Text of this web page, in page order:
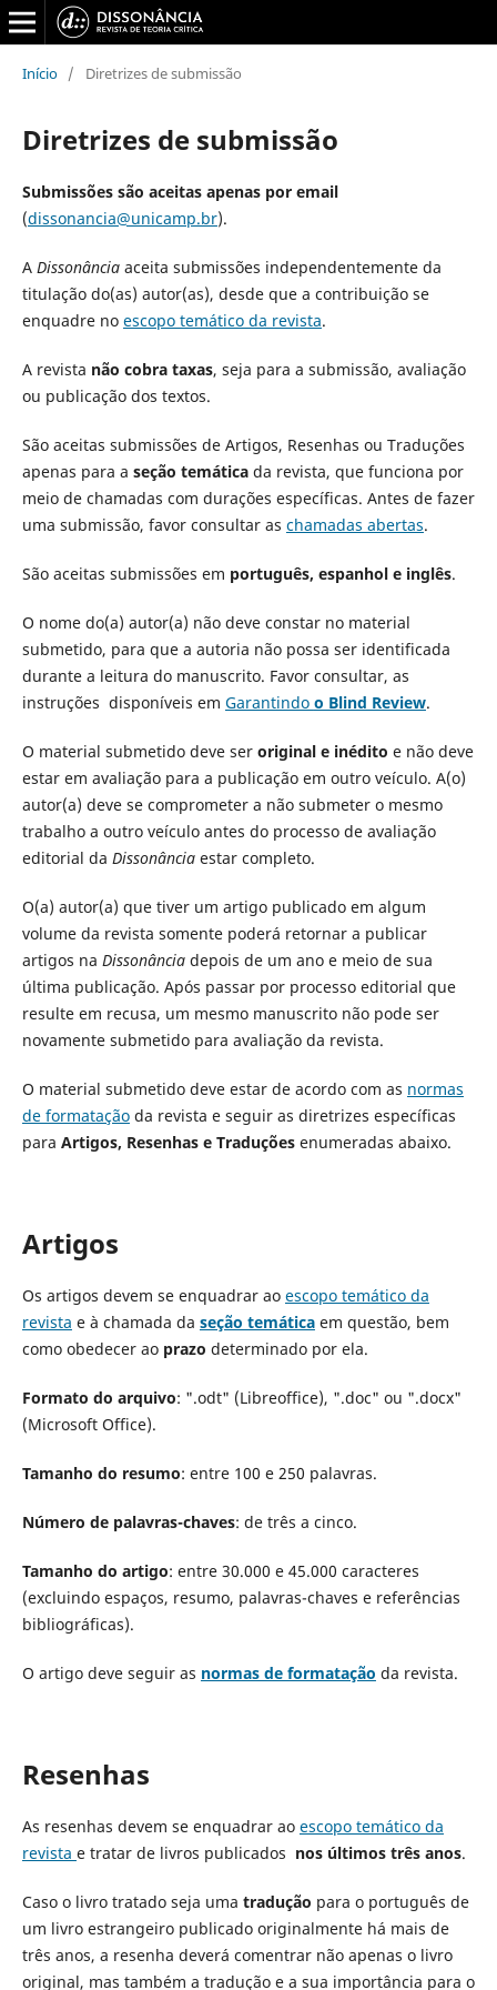
Início / Diretrizes de submissão
Diretrizes de submissão
Submissões são aceitas apenas por email
(dissonancia@unicamp.br).
A Dissonânciaaceita submissões independentemente da
titulação do(as) autor(as), desde que a contribuição se
enquadre no escopo temático da revista.
A revista não cobra taxas, seja para a submissão, avaliação
ou publicação dos textos.
São aceitas submissões de Artigos, Resenhas ou Traduções
apenas para a seção temáticada revista, que funciona por
meio de chamadas com durações específicas. Antes de fazer
uma submissão, favor consultar as chamadas abertas.
São aceitas submissões em português, espanhol e inglês.
O nome do(a) autor(a) não deve constar no material
submetido, para que a autoria não possa ser identificada
durante a leitura do manuscrito. Favor consultar, as
instruções disponíveis em Garantindo o Blind Review.
O material submetido deve ser original e inédito e não deve
estar em avaliação para a publicação em outro veículo. A(o)
autor(a) deve se comprometer a não submeter o mesmo
trabalho a outro veículo antes do processo de avaliação
editorial da Dissonânciaestar completo.
O(a) autor(a) que tiver um artigo publicado em algum
volume da revista somente poderá retornar a publicar
artigos na Dissonância depois de um ano e meio de sua
última publicação. Após passar por processo editorial que
resulte em recusa, um mesmo manuscrito não pode ser
novamente submetido para avaliação da revista.
O material submetido deve estar de acordo com as normas
de formataçãoda revista e seguir as diretrizes específicas
para Artigos, Resenhas e Traduçõesenumeradas abaixo.
Artigos
Os artigos devem se enquadrar ao escopo temático da
revista e à chamada da seção temáticaem questão, bem
como obedecer ao prazo determinado por ela.
Formato do arquivo: ".odt" (Libreoffice), ".doc" ou ".docx"
(Microsoft Office).
Tamanho do resumo: entre 100 e 250 palavras.
Número de palavras-chaves: de três a cinco.
Tamanho do artigo: entre 30.000 e 45.000 caracteres
(excluindo espaços, resumo, palavras-chaves e referências
bibliográficas).
O artigo deve seguir as normas de formatação da revista.
Resenhas
As resenhas devem se enquadrar ao escopo temático da
revista e tratar de livros publicados nos últimos três anos.
Caso o livro tratado seja uma tradução para o português de
um livro estrangeiro publicado originalmente há mais de
três anos, a resenha deverá comentrar não apenas o livro
original, mas também a tradução e a sua importância para o